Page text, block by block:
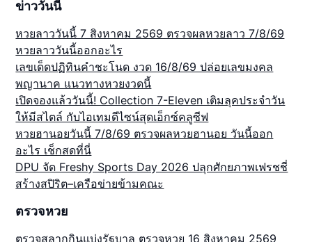
ข่าววันนี้
หวยลาววันนี้ 7 สิงหาคม 2569 ตรวจผลหวยลาว 7/8/69
หวยลาววันนี้ออกอะไร
เลขเด็ดปฏิทินคำชะโนด งวด 16/8/69 ปล่อยเลขมงคล
พญานาค แนวทางหวยงวดนี้
เปิดจองแล้ววันนี้! Collection 7-Eleven เติมลุคประจำวัน
ให้มีสไตล์ กับไอเทมดีไซน์สุดเอ็กซ์คลูซีฟ
หวยฮานอยวันนี้ 7/8/69 ตรวจผลหวยฮานอย วันนี้ออก
อะไร เช็กสดที่นี่
DPU จัด Freshy Sports Day 2026 ปลุกศักยภาพเฟรชชี่
สร้างสปิริต–เครือข่ายข้ามคณะ
ตรวจหวย
ตรวจสลากกินแบ่งรัฐบาล ตรวจหวย 16 สิงหาคม 2569